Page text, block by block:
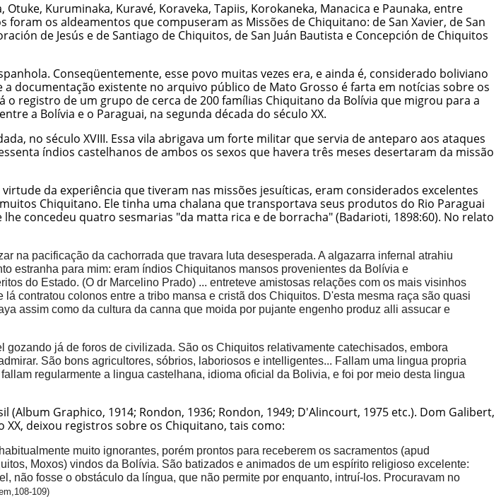
Kuruminaka, Kuravé, Koraveka, Tapiis, Korokaneka, Manacica e Paunaka, entre
os aldeamentos que compuseram as Missões de Chiquitano: de San Xavier, de San
de Jesús e de Santiago de Chiquitos, de San Juán Bautista e Concepción de Chiquitos
Conseqüentemente, esse povo muitas vezes era, e ainda é, considerado boliviano
existente no arquivo público de Mato Grosso é farta em notícias sobre os
registro de um grupo de cerca de 200 famílias Chiquitano da Bolívia que migrou para a
a Bolívia e o Paraguai, na segunda década do século XX.
no século XVIII. Essa vila abrigava um forte militar que servia de anteparo aos ataques
índios castelhanos de ambos os sexos que havera três meses desertaram da missão
da experiência que tiveram nas missões jesuíticas, eram considerados excelentes
Chiquitano. Ele tinha uma chalana que transportava seus produtos do Rio Paraguai
concedeu quatro sesmarias "da matta rica e de borracha" (Badarioti, 1898:60). No relato
na pacificação da cachorrada que travara luta desesperada. A algazarra infernal atrahiu
estranha para mim: eram índios Chiquitanos mansos provenientes da Bolívia e
do Estado. (O dr Marcelino Prado) ... entreteve amistosas relações com os mais visinhos
contratou colonos entre a tribo mansa e cristã dos Chiquitos. D'esta mesma raça são quasi
assim como da cultura da canna que moida por pujante engenho produz alli assucar e
já de foros de civilizada. São os Chiquitos relativamente catechisados, embora
São bons agricultores, sóbrios, laboriosos e intelligentes... Fallam uma lingua propria
regularmente a lingua castelhana, idioma oficial da Bolivia, e foi por meio desta lingua
Graphico, 1914; Rondon, 1936; Rondon, 1949; D'Alincourt, 1975 etc.). Dom Galibert,
deixou registros sobre os Chiquitano, tais como:
muito ignorantes, porém prontos para receberem os sacramentos (apud
Moxos) vindos da Bolívia. São batizados e animados de um espírito religioso excelente:
não fosse o obstáculo da língua, que não permite por enquanto, intruí-los. Procuravam no
109)